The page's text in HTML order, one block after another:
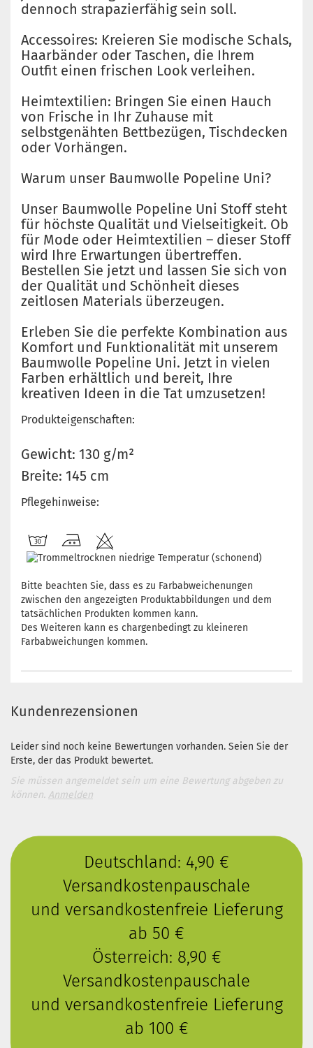
dennoch strapazierfähig sein soll.
Accessoires: Kreieren Sie modische Schals,
Haarbänder oder Taschen, die Ihrem
Outfit einen frischen Look verleihen.
Heimtextilien: Bringen Sie einen Hauch
von Frische in Ihr Zuhause mit
selbstgenähten Bettbezügen, Tischdecken
oder Vorhängen.
Warum unser Baumwolle Popeline Uni?
Unser Baumwolle Popeline Uni Stoff steht
für höchste Qualität und Vielseitigkeit. Ob
für Mode oder Heimtextilien – dieser Stoff
wird Ihre Erwartungen übertreffen.
Bestellen Sie jetzt und lassen Sie sich von
der Qualität und Schönheit dieses
zeitlosen Materials überzeugen.
Erleben Sie die perfekte Kombination aus
Komfort und Funktionalität mit unserem
Baumwolle Popeline Uni. Jetzt in vielen
Farben erhältlich und bereit, Ihre
kreativen Ideen in die Tat umzusetzen!
Produkteigenschaften:
Gewicht: 130 g/m²
Breite: 145 cm
Pflegehinweise:
Bitte beachten Sie, dass es zu Farbabweichenungen
zwischen den angezeigten Produktabbildungen und dem
tatsächlichen Produkten kommen kann.
Des Weiteren kann es chargenbedingt zu kleineren
Farbabweichungen kommen.
Kundenrezensionen
Leider sind noch keine Bewertungen vorhanden. Seien Sie der
Erste, der das Produkt bewertet.
Sie müssen angemeldet sein um eine Bewertung abgeben zu
können. Anmelden
Deutschland: 4,90 €
Versandkostenpauschale
und versandkostenfreie Lieferung
ab 50 €
Österreich: 8,90 €
Versandkostenpauschale
und versandkostenfreie Lieferung
ab 100 €